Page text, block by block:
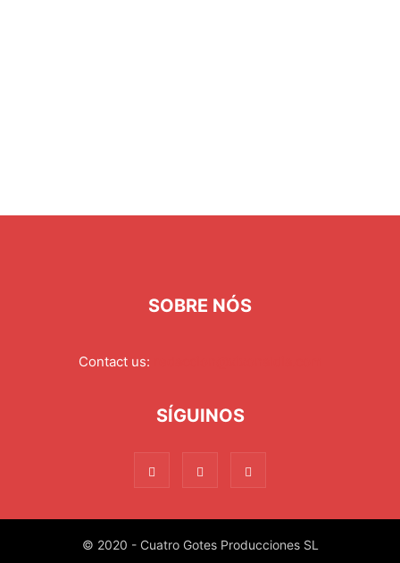
SOBRE NÓS
Contact us:
SÍGUINOS
© 2020 - Cuatro Gotes Producciones SL